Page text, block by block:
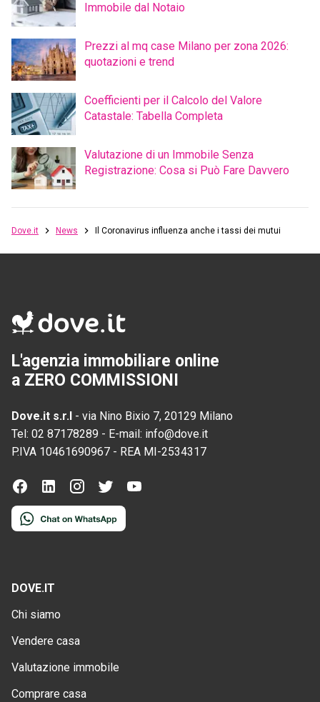
Immobile dal Notaio
Prezzi al mq case Milano per zona 2026:
quotazioni e trend
Coefficienti per il Calcolo del Valore
Catastale: Tabella Completa
Valutazione di un Immobile Senza
Registrazione: Cosa si Può Fare Davvero
Dove.it News Il Coronavirus influenza anche i tassi dei mutui
L'agenzia immobiliare online
a ZERO COMMISSIONI
Dove.it s.r.l - via Nino Bixio 7, 20129 Milano
Tel: 02 87178289 - E-mail: info@dove.it
P.IVA 10461690967 - REA MI-2534317
DOVE.IT
Chi siamo
Vendere casa
Valutazione immobile
Comprare casa